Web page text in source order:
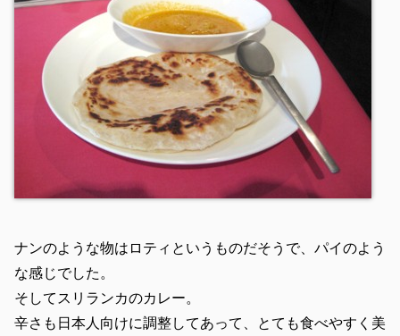
ナンのような物はロティというものだそうで、パイのよう
な感じでした。
そしてスリランカのカレー。
辛さも日本人向けに調整してあって、とても食べやすく美